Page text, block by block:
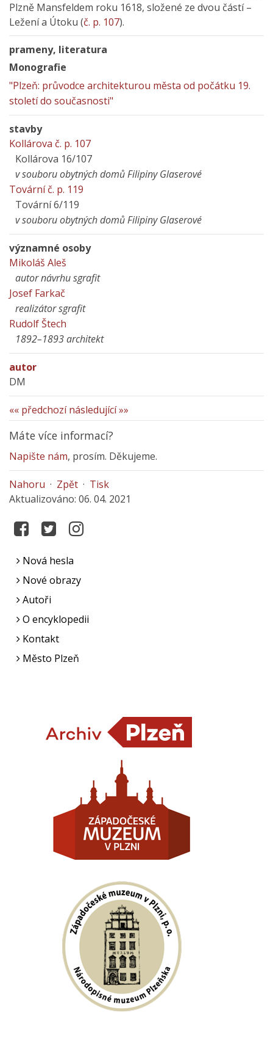
Plzně Mansfeldem roku 1618, složené ze dvou částí –
Ležení a Útoku (č. p. 107).
prameny, literatura
Monografie
"Plzeň: průvodce architekturou města od počátku 19.
století do současnosti"
stavby
Kollárova č. p. 107
Kollárova 16/107
v souboru obytných domů Filipiny Glaserové
Tovární č. p. 119
Tovární 6/119
v souboru obytných domů Filipiny Glaserové
významné osoby
Mikoláš Aleš
autor návrhu sgrafit
Josef Farkač
realizátor sgrafit
Rudolf Štech
1892–1893 architekt
autor
DM
«« předchozí následující »»
Máte více informací?
Napište nám, prosím. Děkujeme.
Nahoru · Zpět · Tisk
Aktualizováno: 06. 04. 2021
Nová hesla
Nové obrazy
Autoři
O encyklopedii
Kontakt
Město Plzeň